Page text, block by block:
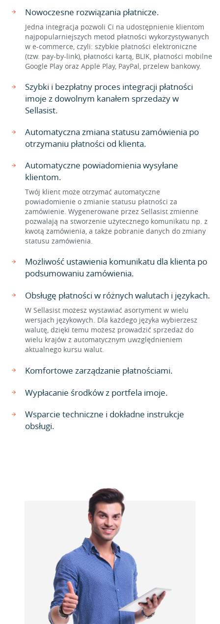
Nowoczesne rozwiązania płatnicze.
Jedna integracja pozwoli Ci na udostępnienie klientom
najpopularniejszych metod płatności wykorzystywanych
w e-commerce, czyli: szybkie płatności elektroniczne
(tzw. pay-by-link), płatności kartą, BLIK, płatności mobilne
Google Play oraz Apple Play, PayPal, przelew bankowy.
Szybki i bezpłatny proces integracji płatności
imoje z dowolnym kanałem sprzedaży w
Sellasist.
Automatyczna zmiana statusu zamówienia po
otrzymaniu płatności od klienta.
Automatyczne powiadomienia wysyłane
klientom.
Twój klient może otrzymać automatyczne
powiadomienie o zmianie statusu płatności za
zamówienie. Wygenerowane przez Sellasist zmienne
pozwalają na stworzenie użytecznego komunikatu np. z
kwotą zamówienia, a także pobranie danych do zmiany
statusu zamówienia.
Możliwość ustawienia komunikatu dla klienta po
podsumowaniu zamówienia.
Obsługę płatności w różnych walutach i językach.
W Sellasist możesz wystawiać asortyment w wielu
wersjach językowych. Dla każdego języka wybierzesz
walutę, dzięki temu możesz prowadzić sprzedaż do
wielu krajów z automatycznym uwzględnieniem
aktualnego kursu walut.
Komfortowe zarządzanie płatnościami.
Wypłacanie środków z portfela imoje.
Wsparcie techniczne i dokładne instrukcje
obsługi.